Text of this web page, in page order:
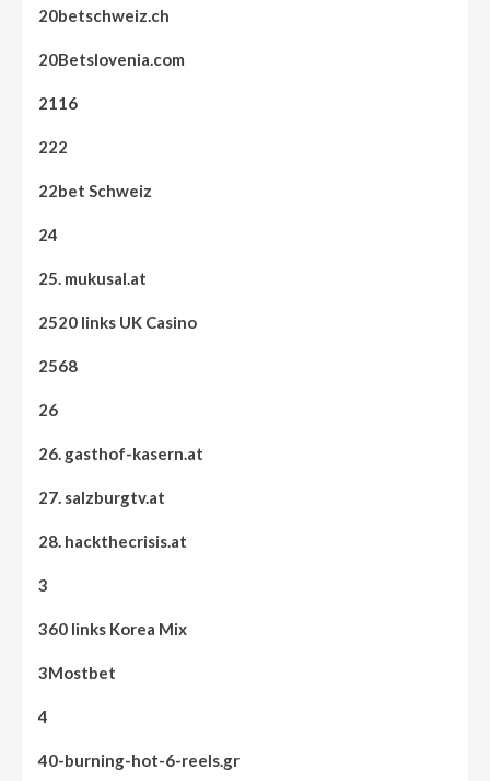
20betschweiz.ch
20Betslovenia.com
2116
222
22bet Schweiz
24
25. mukusal.at
2520 links UK Casino
2568
26
26. gasthof-kasern.at
27. salzburgtv.at
28. hackthecrisis.at
3
360 links Korea Mix
3Mostbet
4
40-burning-hot-6-reels.gr